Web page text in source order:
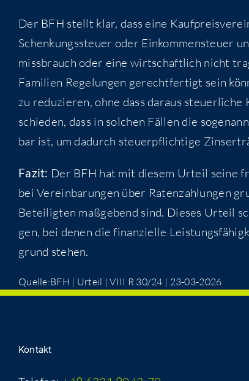
Der BFH stellt klar, dass eine
Schen­kungs­steu­er oder Ein­kom­men­steu­er
miss­brauch oder eine wirt­schaft­lich nicht
Fami­li­en Rege­lun­gen gerecht­fer­tigt sein
zu redu­zie­ren, ohne dass dar­aus
schie­den, dass in sol­chen Fäl­len die
bar ist, um dadurch steu­er­pflich­ti­ge
Fazit: Der BFH hat mit die­sem Urteil sei­ne
bei Ver­ein­ba­run­gen über Raten­zah­lun­gen
Betei­lig­ten maß­ge­bend sind. Die­ses Urteil
gen, bei denen die finan­zi­el­le
grund stehen.
Quelle:BFH | Urteil | VIII R 30/24 | 23-03-2026
Kon­takt